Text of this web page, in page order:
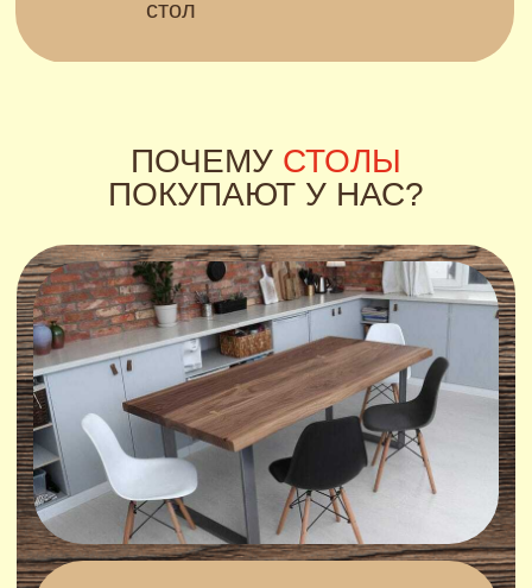
Изделия нашего производства
полностью натуральные и
прослужат вам длительное
время